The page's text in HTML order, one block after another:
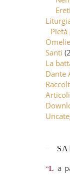
Omelie
Santi
La
Dante
Articoli
“La parola di Dio non si indirizza ad